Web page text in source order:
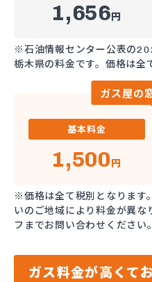
1,656円
※石油情報センター公表の
栃木県の料金です。価格は全
ガス屋の
基本料金
1,500円
※価格は全て税別となります
いのご地域により料金が異な
フまでお問い合わせください。
ガス料金が高くて